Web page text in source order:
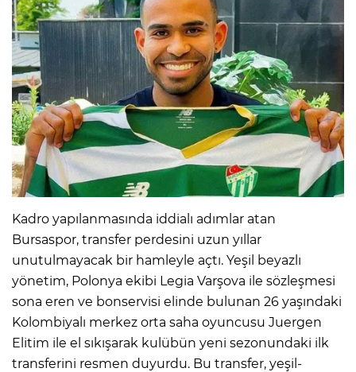
Kadro yapılanmasında iddialı adımlar atan
Bursaspor, transfer perdesini uzun yıllar
unutulmayacak bir hamleyle açtı. Yeşil beyazlı
yönetim, Polonya ekibi Legia Varşova ile sözleşmesi
sona eren ve bonservisi elinde bulunan 26 yaşındaki
Kolombiyalı merkez orta saha oyuncusu Juergen
Elitim ile el sıkışarak kulübün yeni sezonundaki ilk
transferini resmen duyurdu. Bu transfer, yeşil-